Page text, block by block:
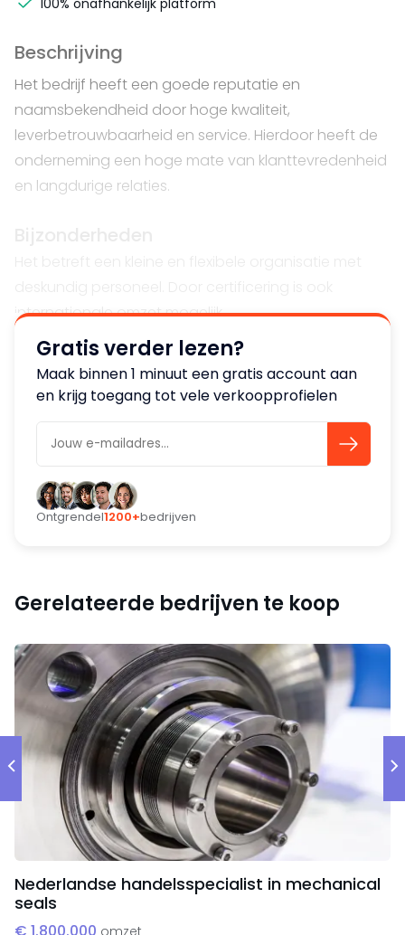
Beschrijving
Het bedrijf heeft een goede reputatie en
naamsbekendheid door hoge kwaliteit,
leverbetrouwbaarheid en service. Hierdoor heeft de
onderneming een hoge mate van klanttevredenheid
en langdurige relaties.
internationale omzet mogelijk.
Gratis verder lezen?
Maak binnen 1 minuut een gratis account aan
en krijg toegang tot vele verkoopprofielen
Ontgrendel1200+bedrijven
Gerelateerde bedrijven te koop
Nederlandse handelsspecialist in mechanical
seals